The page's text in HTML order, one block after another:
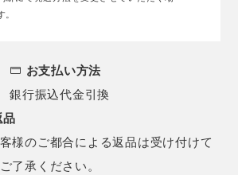
。
お支払い方法
銀行振込代金引換
品
様のご都合による返品は受け付けて
了承ください。